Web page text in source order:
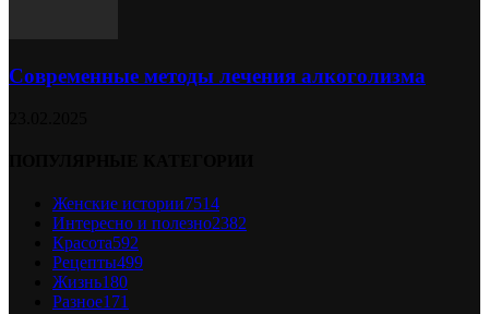
Современные методы лечения алкоголизма
Женские истории7514
Интересно и полезно2382
Красота592
Рецепты499
Жизнь180
Разное171